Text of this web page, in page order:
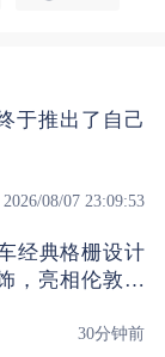
于推出了自己
2026/08/07 23:09:53
经典格栅设计
，亮相伦敦站
30分钟前